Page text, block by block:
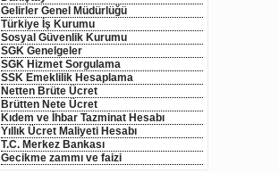
Gelirler Genel Müdürlüğü
Türkiye İş Kurumu
Sosyal Güvenlik Kurumu
SGK Genelgeler
SGK Hizmet Sorgulama
SSK Emeklilik Hesaplama
Netten Brüte Ücret
Brütten Nete Ücret
Kıdem ve İhbar Tazminat Hesabı
Yıllık Ücret Maliyeti Hesabı
T.C. Merkez Bankası
Gecikme zammı ve faizi